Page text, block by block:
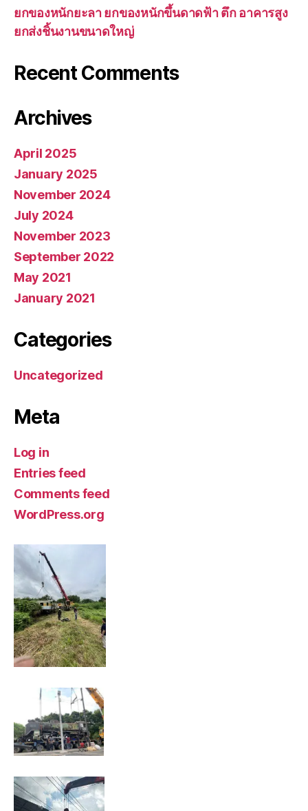
ยกของหนักยะลา ยกของหนักขึ้นดาดฟ้า ตึก อาคารสูง
ยกส่งชิ้นงานขนาดใหญ่
Recent Comments
Archives
April 2025
January 2025
November 2024
July 2024
November 2023
September 2022
May 2021
January 2021
Categories
Uncategorized
Meta
Log in
Entries feed
Comments feed
WordPress.org